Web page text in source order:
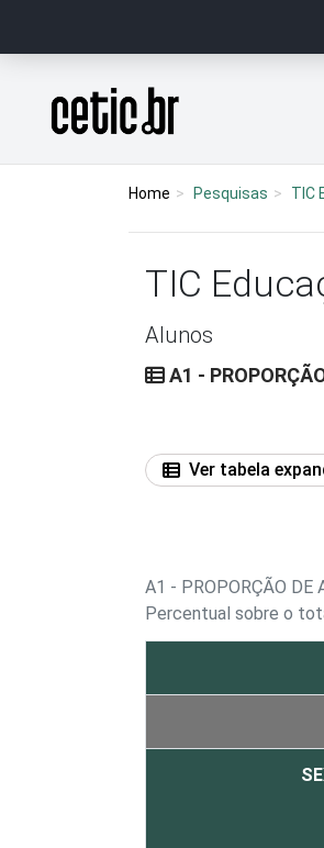
Página inicial
Home Pesquisas TIC
TIC
Alunos
A1 -
Ver tabela
A1 - PROPORÇÃO DE
Percentual sobre o